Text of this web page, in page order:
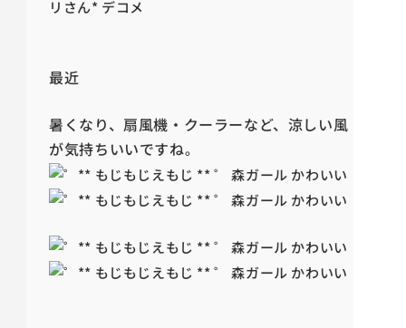
最近
暑くなり、扇風機・クーラーなど、涼しい風
が気持ちいいですね。